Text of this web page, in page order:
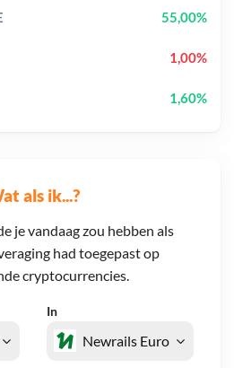
als ik...?
je vandaag zou hebben als
had toegepast op
cryptocurrencies.
In
55,00%
1,00%
1,60%